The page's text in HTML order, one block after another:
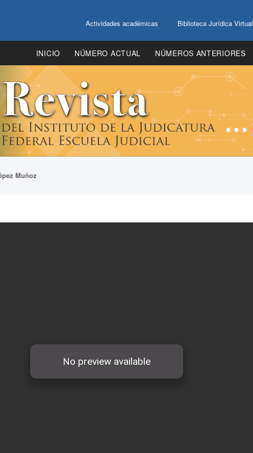
Actividades académicas Biblioteca Jurídica Virtual
INICIO NÚMERO ACTUAL NÚMEROS ANTERIORES
Muñoz